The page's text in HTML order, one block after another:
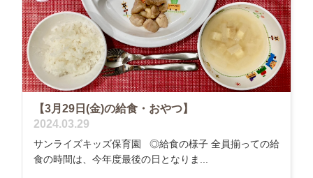
【3月29日(金)の給食・おやつ】
2024.03.29
サンライズキッズ保育園 ◎給食の様子 全員揃っての給
食の時間は、今年度最後の日となりま...